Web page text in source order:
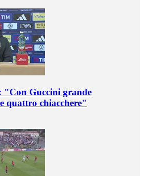
"Con Guccini grande
quattro chiacchere"